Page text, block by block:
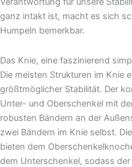
ganz intakt ist, macht es sich
Humpeln bemerkbar.
Das Knie, eine faszinierend
Die meisten Strukturen im Knie
größtmöglicher Stabilität. Der
Unter- und Oberschenkel mit
robusten Bändern an der
zwei Bändern im Knie selbst.
bieten dem
dem Unterschenkel, sodass